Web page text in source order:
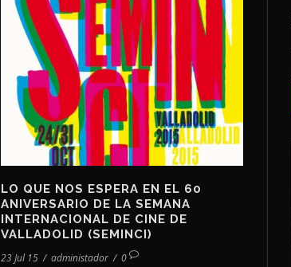
LO QUE NOS ESPERA EN EL 60
ANIVERSARIO DE LA SEMANA
INTERNACIONAL DE CINE DE
VALLADOLID (SEMINCI)
23 Jul 15 / administador / 0